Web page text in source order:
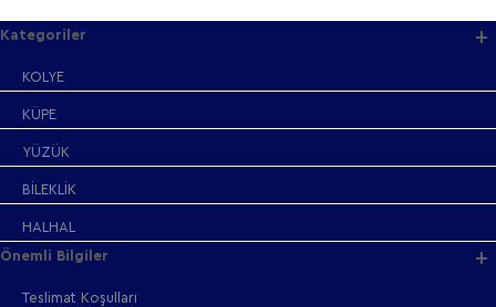
Kategoriler
KOLYE
KÜPE
YÜZÜK
BİLEKLİK
HALHAL
Önemli Bilgiler
Teslimat Koşulları